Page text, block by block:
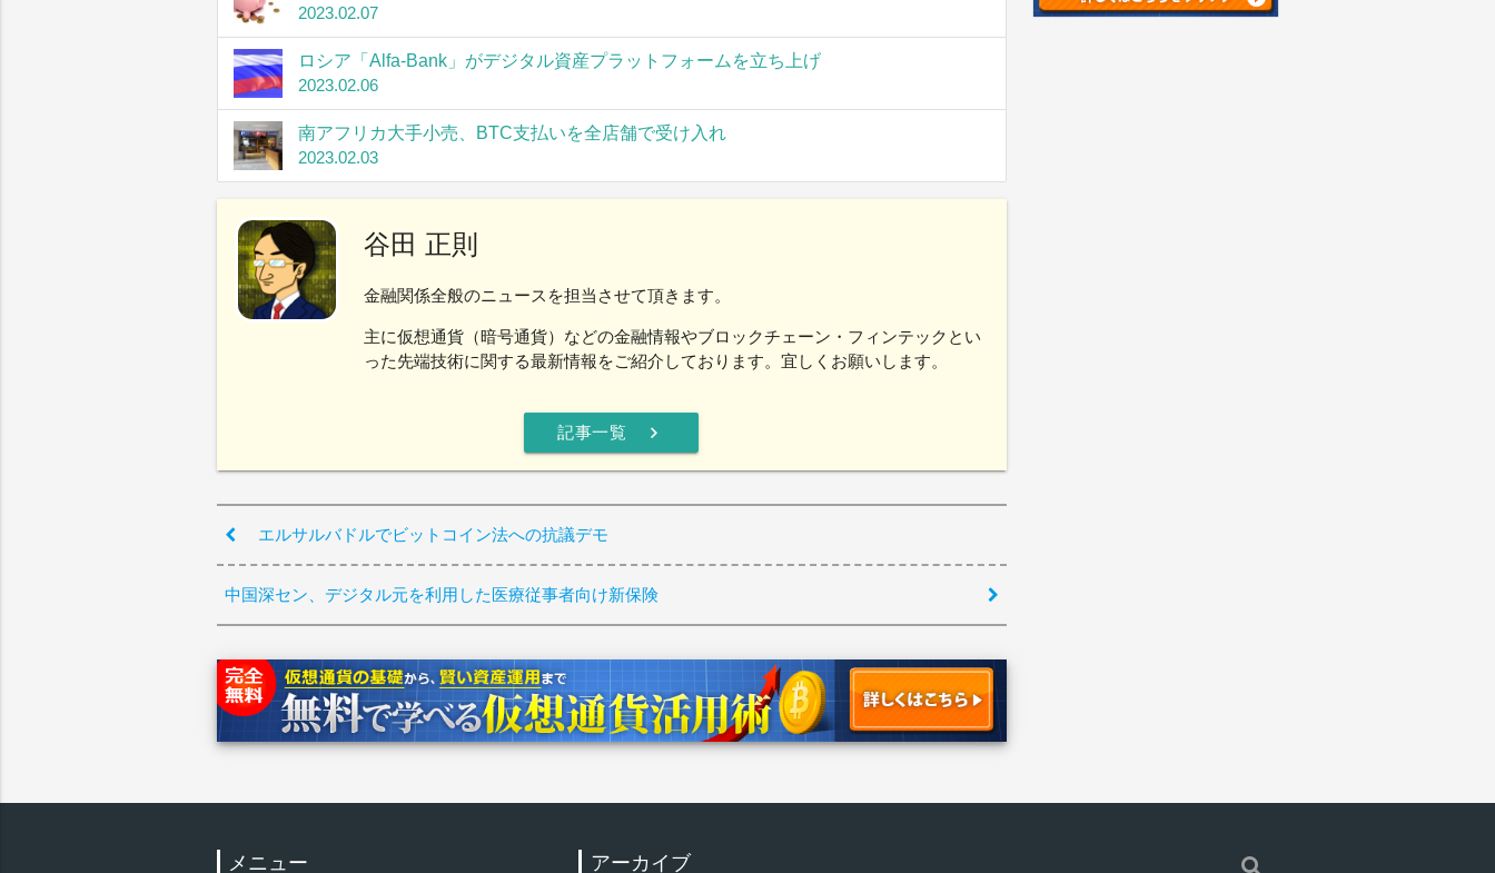
2023.02.07
ロシア「Alfa-Bank」がデジタル資産プラットフォームを立ち上げ
2023.02.06
南アフリカ大手小売、BTC支払いを全店舗で受け入れ
2023.02.03
谷田 正則
金融関係全般のニュースを担当させて頂きます。
主に仮想通貨（暗号通貨）などの金融情報やブロックチェーン・フィンテックとい
った先端技術に関する最新情報をご紹介しております。宜しくお願いします。
記事一覧 chevron_right
エルサルバドルでビットコイン法への抗議デモ
中国深セン、デジタル元を利用した医療従事者向け新保険
メニュー アーカイブ